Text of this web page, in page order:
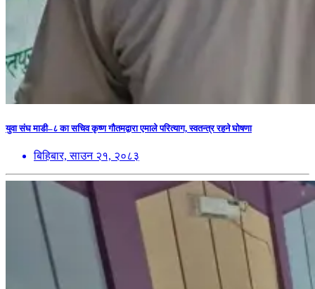
युवा संघ माडी–८ का सचिव कृष्ण गौतमद्वारा एमाले परित्याग, स्वतन्त्र रहने घोषणा
बिहिबार, साउन २१, २०८३